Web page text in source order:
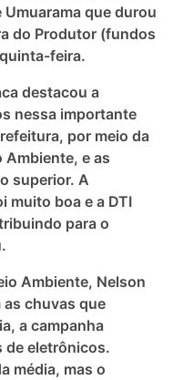
que durou
do Produtor (fundos
feira.
destacou a
nessa importante
por meio da
Ambiente, e as
superior. A
muito boa e a DTI
para o
Ambiente, Nelson
chuvas que
a campanha
de eletrônicos.
média, mas o